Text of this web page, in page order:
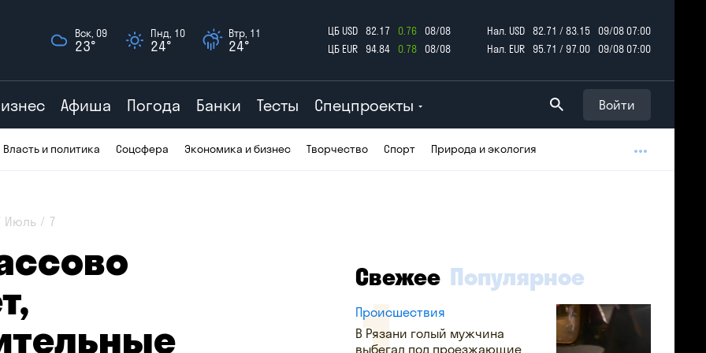
Вск, 09
23°
Пнд, 10
24°
Втр, 11
24°
ЦБ USD 82.17 0.76
08/08
ЦБ EUR
94.84 0.78 08/08
Нал. USD 82.71 / 83.15
09/08 07:00
Нал. EUR
95.71 / 97.00 09/08 07:00
Афиша Погода Банки Тесты Спецпроекты Войти
Власть и политика Соцсфера Экономика и бизнес Творчество Спорт Природа и экология
Июль 7
Свежее Популярное
Происшествия
В Рязани голый мужчина
выбегал под проезжающие